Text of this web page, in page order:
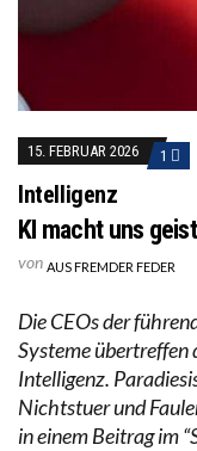
15. FEBRUAR 2026 1
Intelligenz
KI macht uns
von AUS FREMDER FEDER
Die CEOs der
Systeme übertreffen
Intelligenz.
Nichtstuer und
in einem Beitrag im